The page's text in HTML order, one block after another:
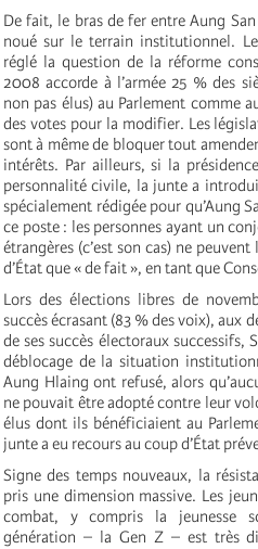
De fait, le bras de fer entre Aung
noué sur le terrain institutionnel.
réglé la question de la réforme
2008 accorde à l’armée 25 % des
non pas élus) au Parlement comme
des votes pour la modifier. Les
sont à même de bloquer tout
intérêts. Par ailleurs, si la
personnalité civile, la junte a
spécialement rédigée pour qu’Aung
ce poste : les personnes ayant un
étrangères (c’est son cas) ne
d’État que « de fait », en tant que
Lors des élections libres de
succès écrasant (83 % des voix), aux
de ses succès électoraux successifs,
déblocage de la situation
Aung Hlaing ont refusé, alors
ne pouvait être adopté contre leur
élus dont ils bénéficiaient au
junte a eu recours au coup d’État
Signe des temps nouveaux, la
pris une dimension massive. Les
combat, y compris la jeunesse
génération – la Gen Z – est très